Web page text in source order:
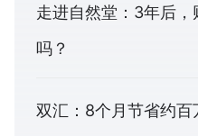
走进自然堂：3年后
吗？
双汇：8个月节省约百